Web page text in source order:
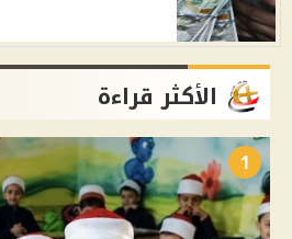
الأكثر قراءة
1